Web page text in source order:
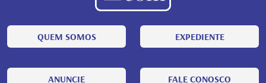
QUEM SOMOS EXPEDIENTE
ANUNCIE FALE CONOSCO